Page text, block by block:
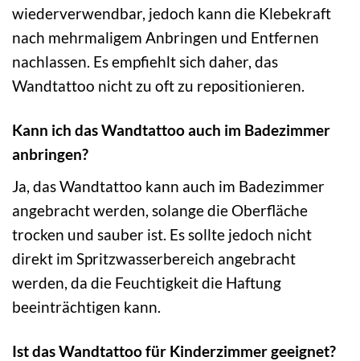
wiederverwendbar, jedoch kann die Klebekraft
nach mehrmaligem Anbringen und Entfernen
nachlassen. Es empfiehlt sich daher, das
Wandtattoo nicht zu oft zu repositionieren.
Kann ich das Wandtattoo auch im Badezimmer
anbringen?
Ja, das Wandtattoo kann auch im Badezimmer
angebracht werden, solange die Oberfläche
trocken und sauber ist. Es sollte jedoch nicht
direkt im Spritzwasserbereich angebracht
werden, da die Feuchtigkeit die Haftung
beeinträchtigen kann.
Ist das Wandtattoo für Kinderzimmer geeignet?